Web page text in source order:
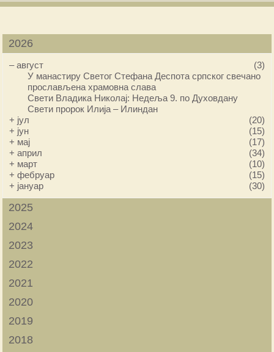
2026
–август
(3)
У манастиру Светог Стефана Деспота српског свечано
прослављена храмовна слава
Свети Владика Николај: Недеља 9. по Духовдану
Свети пророк Илија – Илиндан
+ јул
(20)
+ јун
(15)
+ мај
(17)
+април
(34)
+ март
(10)
+фебруар
(15)
+ јануар (30)
2025
2024
2023
2022
2021
2020
2019
2018